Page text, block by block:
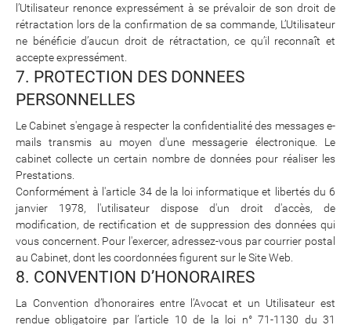
l’Utilisateur renonce expressément à se prévaloir de son droit de
rétractation lors de la confirmation de sa commande, L’Utilisateur
ne bénéficie d’aucun droit de rétractation, ce qu’il reconnaît et
accepte expressément.
7. PROTECTION DES DONNEES
PERSONNELLES
Le Cabinet s'engage à respecter la confidentialité des messages e-
mails transmis au moyen d'une messagerie électronique. Le
cabinet collecte un certain nombre de données pour réaliser les
Prestations.
Conformément à l'article 34 de la loi informatique et libertés du 6
janvier 1978, l'utilisateur dispose d'un droit d'accès, de
modification, de rectification et de suppression des données qui
vous concernent. Pour l'exercer, adressez-vous par courrier postal
au Cabinet, dont les coordonnées figurent sur le Site Web.
8. CONVENTION D’HONORAIRES
La Convention d’honoraires entre l’Avocat et un Utilisateur est
rendue obligatoire par l’article 10 de la loi n° 71-1130 du 31